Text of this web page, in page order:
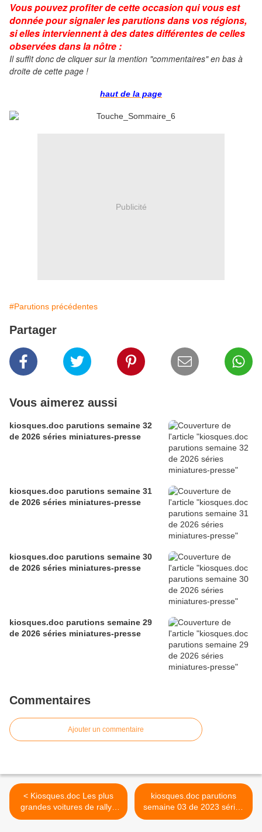
Vous pouvez profiter de cette occasion qui vous est
donnée pour signaler les parutions dans vos régions,
si elles interviennent à des dates différentes de celles
observées dans la nôtre :
Il suffit donc de cliquer sur la mention "commentaires" en bas à
droite de cette page !
haut de la page
Publicité
#Parutions précédentes
Partager
Vous aimerez aussi
kiosques.doc parutions semaine 32
de 2026 séries miniatures-presse
kiosques.doc parutions semaine 31
de 2026 séries miniatures-presse
kiosques.doc parutions semaine 30
de 2026 séries miniatures-presse
kiosques.doc parutions semaine 29
de 2026 séries miniatures-presse
Commentaires
Ajouter un commentaire
< Kiosques.doc Les plus
grandes voitures de rallye
2.1 Série Miniatures Presse
kiosques.doc parutions
semaine 03 de 2023 séries
miniatures-presse >